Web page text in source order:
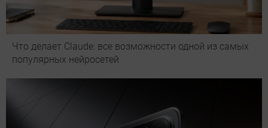
Что делает Сlaude: все возможности одной из самых
популярных нейросетей